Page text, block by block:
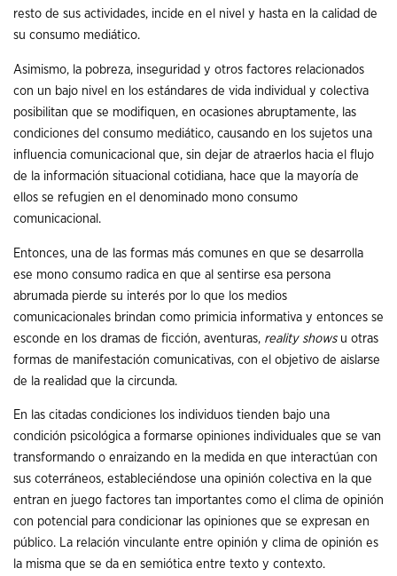
resto de sus actividades, incide en el nivel y hasta en la calidad de
su consumo mediático.
Asimismo, la pobreza, inseguridad y otros factores relacionados
con un bajo nivel en los estándares de vida individual y colectiva
posibilitan que se modifiquen, en ocasiones abruptamente, las
condiciones del consumo mediático, causando en los sujetos una
influencia comunicacional que, sin dejar de atraerlos hacia el flujo
de la información situacional cotidiana, hace que la mayoría de
ellos se refugien en el denominado mono consumo
comunicacional.
Entonces, una de las formas más comunes en que se desarrolla
ese mono consumo radica en que al sentirse esa persona
abrumada pierde su interés por lo que los medios
comunicacionales brindan como primicia informativa y entonces se
esconde en los dramas de ficción, aventuras, reality showsu otras
formas de manifestación comunicativas, con el objetivo de aislarse
de la realidad que la circunda.
En las citadas condiciones los individuos tienden bajo una
condición psicológica a formarse opiniones individuales que se van
transformando o enraizando en la medida en que interactúan con
sus coterráneos, estableciéndose una opinión colectiva en la que
entran en juego factores tan importantes como el clima de opinión
con potencial para condicionar las opiniones que se expresan en
público. La relación vinculante entre opinión y clima de opinión es
la misma que se da en semiótica entre texto y contexto.